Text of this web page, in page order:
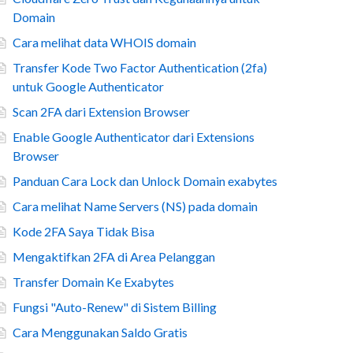
Domain
Cara melihat data WHOIS domain
Transfer Kode Two Factor Authentication (2fa)
untuk Google Authenticator
Scan 2FA dari Extension Browser
Enable Google Authenticator dari Extensions
Browser
Panduan Cara Lock dan Unlock Domain exabytes
Cara melihat Name Servers (NS) pada domain
Kode 2FA Saya Tidak Bisa
Mengaktifkan 2FA di Area Pelanggan
Transfer Domain Ke Exabytes
Fungsi "Auto-Renew" di Sistem Billing
Cara Menggunakan Saldo Gratis